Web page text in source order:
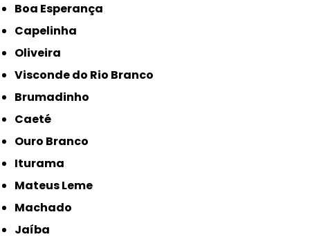
Boa Esperança
Capelinha
Oliveira
Visconde do Rio Branco
Brumadinho
Caeté
Ouro Branco
Iturama
Mateus Leme
Machado
Jaíba